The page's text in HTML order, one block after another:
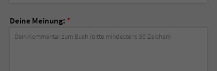
Deine Meinung: *